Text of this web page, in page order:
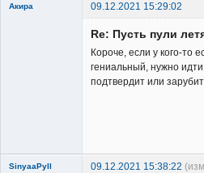
Акира 09.12.2021 15:29:02
Re: Пусть пули
Короче, если у кого-то
гениальный, нужно
подтвердит или
SinyaaPyll 09.12.2021 15:38:22